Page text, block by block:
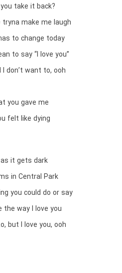
take it back?
tryna make me laugh
to change today
to say “I love you”
I don’t want to, ooh
you gave me
felt like dying
it gets dark
in Central Park
you could do or say
the way I love you
but I love you, ooh